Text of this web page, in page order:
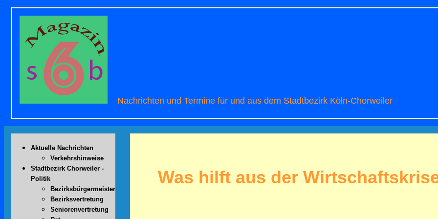
Nachrichten und Termine für und aus dem Stadtbezirk Köln-Chorweiler
Aktuelle Nachrichten
Verkehrshinweise
Stadtbezirk Chorweiler -
Politik
Bezirksbürgermeister
Bezirksvertretung
Seniorenvertretung
Was hilft aus der